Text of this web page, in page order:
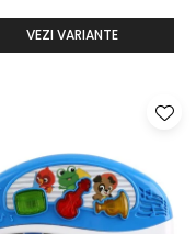
VEZI VARIANTE